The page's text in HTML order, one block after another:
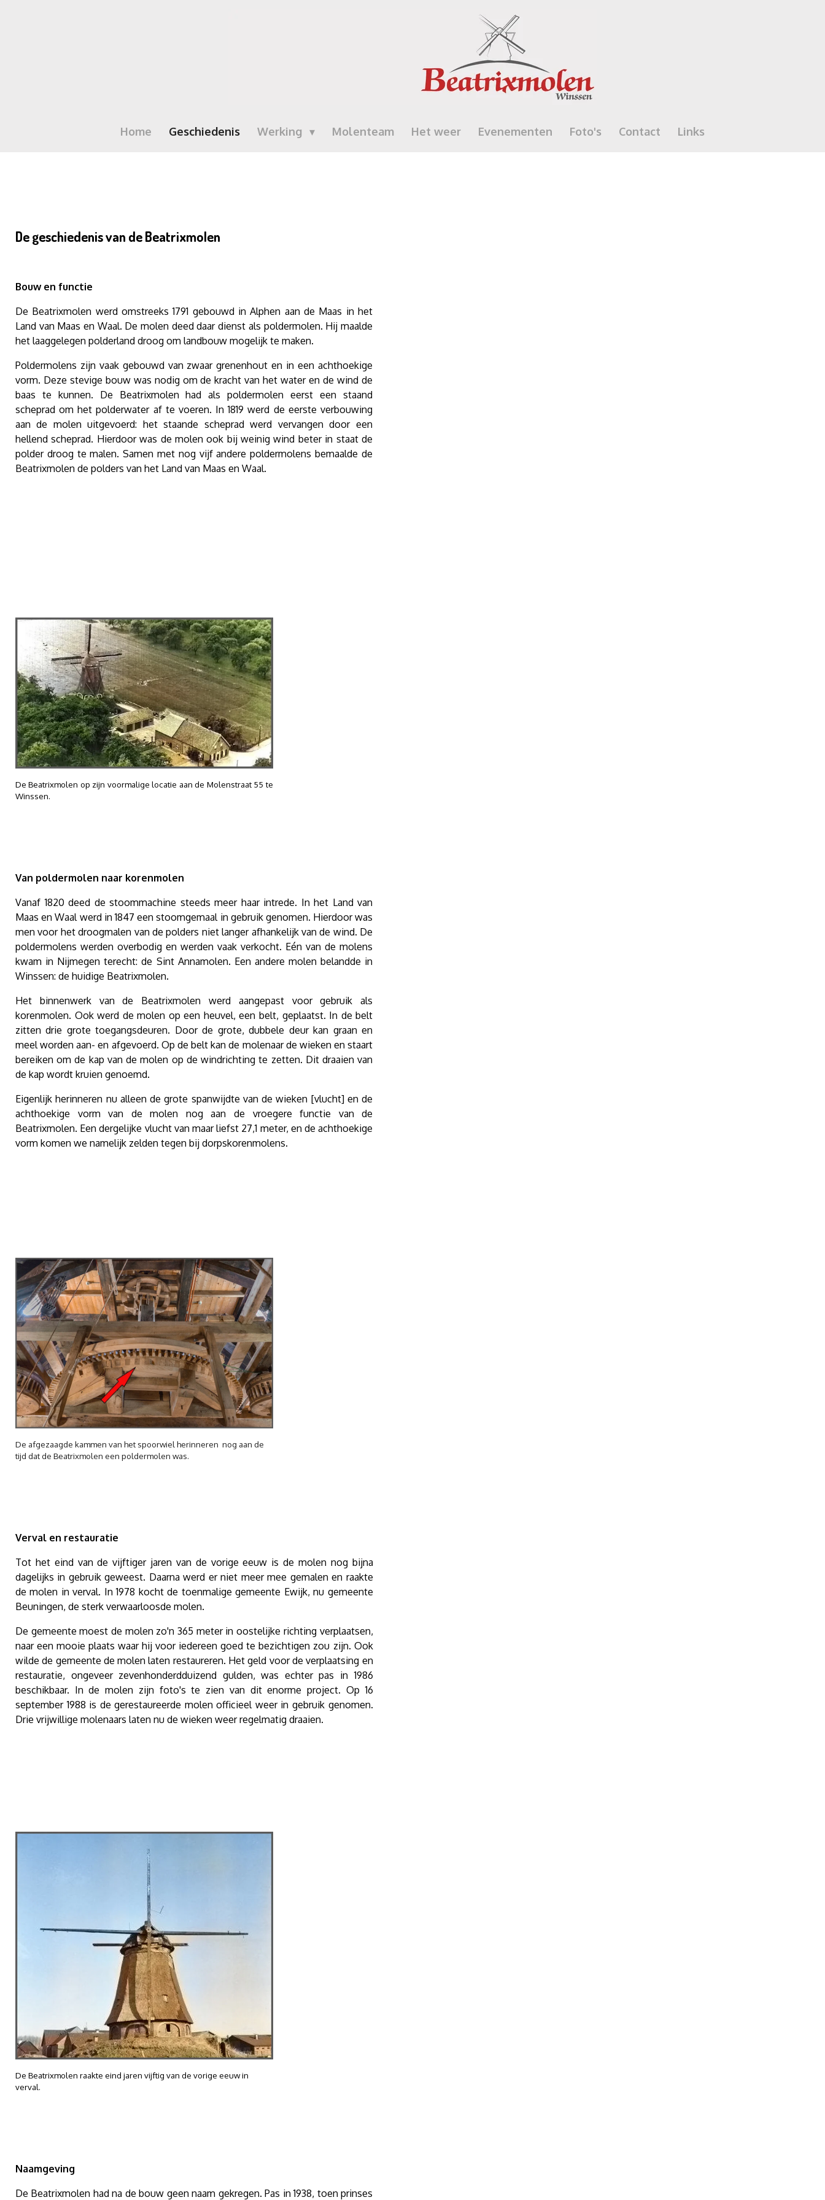
Home Geschiedenis Werking Molenteam Het weer Evenementen Foto's Contact Links
De geschiedenis van de Beatrixmolen
Bouw en functie
De Beatrixmolen werd omstreeks 1791 gebouwd in Alphen aan de Maas in het
Land van Maas en Waal. De molen deed daar dienst als poldermolen. Hij maalde
het laaggelegen polderland droog om landbouw mogelijk te maken.
Poldermolens zijn vaak gebouwd van zwaar grenenhout en in een achthoekige
vorm. Deze stevige bouw was nodig om de kracht van het water en de wind de
baas te kunnen. De Beatrixmolen had als poldermolen eerst een staand
scheprad om het polderwater af te voeren. In 1819 werd de eerste verbouwing
aan de molen uitgevoerd: het staande scheprad werd vervangen door een
hellend scheprad. Hierdoor was de molen ook bij weinig wind beter in staat de
polder droog te malen. Samen met nog vijf andere poldermolens bemaalde de
Beatrixmolen de polders van het Land van Maas en Waal.
De Beatrixmolen op zijn voormalige locatie aan de Molenstraat 55 te
Winssen.
Van poldermolen naar korenmolen
Vanaf 1820 deed de stoommachine steeds meer haar intrede. In het Land van
Maas en Waal werd in 1847 een stoomgemaal in gebruik genomen. Hierdoor was
men voor het droogmalen van de polders niet langer afhankelijk van de wind. De
poldermolens werden overbodig en werden vaak verkocht. Eén van de molens
kwam in Nijmegen terecht: de Sint Annamolen. Een andere molen belandde in
Winssen: de huidige Beatrixmolen.
Het binnenwerk van de Beatrixmolen werd aangepast voor gebruik als
korenmolen. Ook werd de molen op een heuvel, een belt, geplaatst. In de belt
zitten drie grote toegangsdeuren. Door de grote, dubbele deur kan graan en
meel worden aan- en afgevoerd. Op de belt kan de molenaar de wieken en staart
bereiken om de kap van de molen op de windrichting te zetten. Dit draaien van
de kap wordt kruien genoemd.
Eigenlijk herinneren nu alleen de grote spanwijdte van de wieken [vlucht] en de
achthoekige vorm van de molen nog aan de vroegere functie van de
Beatrixmolen. Een dergelijke vlucht van maar liefst 27,1 meter, en de achthoekige
vorm komen we namelijk zelden tegen bij dorpskorenmolens.
De afgezaagde kammen van het spoorwiel herinneren nog aan de
tijd dat de Beatrixmolen een poldermolen was.
Verval en restauratie
Tot het eind van de vijftiger jaren van de vorige eeuw is de molen nog bijna
dagelijks in gebruik geweest. Daarna werd er niet meer mee gemalen en raakte
de molen in verval. In 1978 kocht de toenmalige gemeente Ewijk, nu gemeente
Beuningen, de sterk verwaarloosde molen.
De gemeente moest de molen zo'n 365 meter in oostelijke richting verplaatsen,
naar een mooie plaats waar hij voor iedereen goed te bezichtigen zou zijn. Ook
wilde de gemeente de molen laten restaureren. Het geld voor de verplaatsing en
restauratie, ongeveer zevenhonderdduizend gulden, was echter pas in 1986
beschikbaar. In de molen zijn foto's te zien van dit enorme project. Op 16
september 1988 is de gerestaureerde molen officieel weer in gebruik genomen.
Drie vrijwillige molenaars laten nu de wieken weer regelmatig draaien.
De Beatrixmolen raakte eind jaren vijftig van de vorige eeuw in
verval.
Naamgeving
De Beatrixmolen had na de bouw geen naam gekregen. Pas in 1938, toen prinses